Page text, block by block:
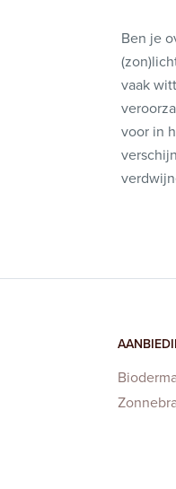
Ben je
vaak
voor in